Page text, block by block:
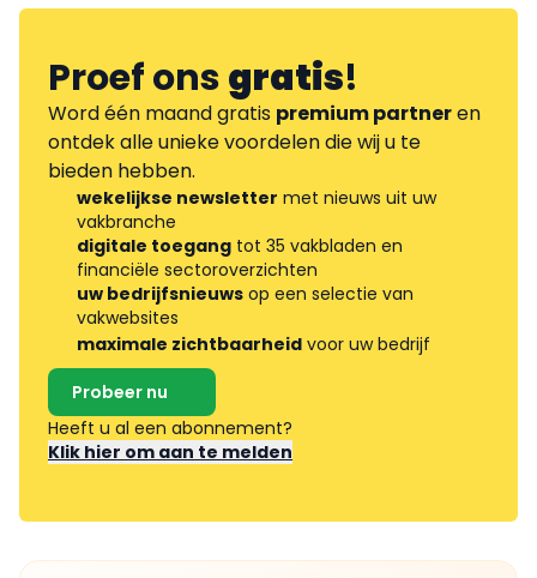
Proef onsgratis!
Word één maand gratis premium partneren
ontdek alle unieke voordelen die wij u te
bieden hebben.
wekelijkse newsletter met nieuws uit uw
vakbranche
digitale toegang tot 35 vakbladen en
financiële sectoroverzichten
uw bedrijfsnieuws op een selectie van
vakwebsites
maximale zichtbaarheid voor uw bedrijf
Probeer nu
Heeft u al een abonnement?
Klik hier om aan te melden